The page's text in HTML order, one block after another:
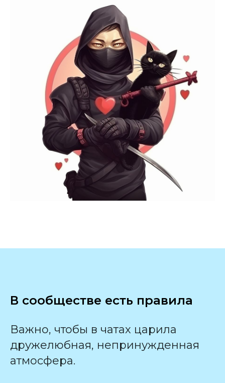
В сообществе есть правила
Важно, чтобы в чатах царила
дружелюбная, непринужденная
атмосфера.